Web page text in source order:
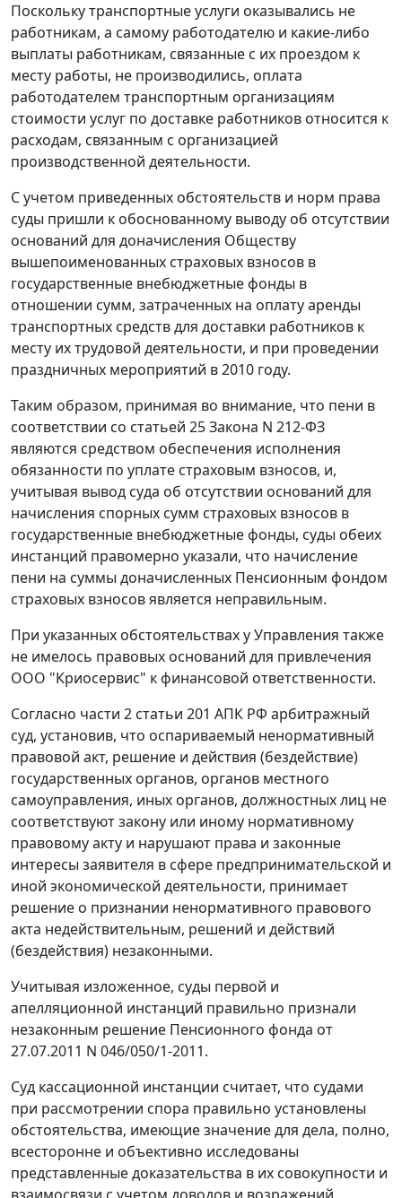
Поскольку транспортные услуги оказывались не
работникам, а самому работодателю и какие-либо
выплаты работникам, связанные с их проездом к
месту работы, не производились, оплата
работодателем транспортным организациям
стоимости услуг по доставке работников относится к
расходам, связанным с организацией
производственной деятельности.
С учетом приведенных обстоятельств и норм права
суды пришли к обоснованному выводу об отсутствии
оснований для доначисления Обществу
вышепоименованных страховых взносов в
государственные внебюджетные фонды в
отношении сумм, затраченных на оплату аренды
транспортных средств для доставки работников к
месту их трудовой деятельности, и при проведении
праздничных мероприятий в 2010 году.
Таким образом, принимая во внимание, что пени в
соответствии со статьей 25Закона N 212-ФЗ
являются средством обеспечения исполнения
обязанности по уплате страховым взносов, и,
учитывая вывод суда об отсутствии оснований для
начисления спорных сумм страховых взносов в
государственные внебюджетные фонды, суды обеих
инстанций правомерно указали, что начисление
пени на суммы доначисленных Пенсионным фондом
страховых взносов является неправильным.
При указанных обстоятельствах у Управления также
не имелось правовых оснований для привлечения
ООО "Криосервис" к финансовой ответственности.
Согласно части 2 статьи 201 АПК РФ арбитражный
суд, установив, что оспариваемый ненормативный
правовой акт, решение и действия (бездействие)
государственных органов, органов местного
самоуправления, иных органов, должностных лиц не
соответствуют закону или иному нормативному
правовому акту и нарушают права и законные
интересы заявителя в сфере предпринимательской и
иной экономической деятельности, принимает
решение о признании ненормативного правового
акта недействительным, решений и действий
(бездействия) незаконными.
Учитывая изложенное, суды первой и
апелляционной инстанций правильно признали
незаконным решение Пенсионного фонда от
27.07.2011 N 046/050/1-2011.
Суд кассационной инстанции считает, что судами
при рассмотрении спора правильно установлены
обстоятельства, имеющие значение для дела, полно,
всесторонне и объективно исследованы
представленные доказательства в их совокупности и